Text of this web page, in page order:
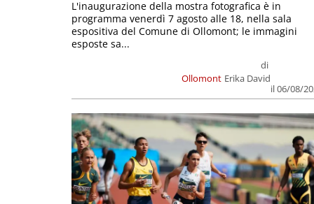
Ollomont
di
Erika David
il 06/08/
L'inaugurazione della mostra fotografica è in
programma venerdì 7 agosto alle 18, nella sala
espositiva del Comune di Ollomont; le immagini
esposte sa...